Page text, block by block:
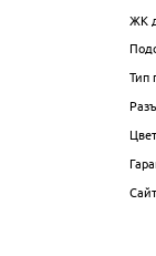
ЖК
Тип